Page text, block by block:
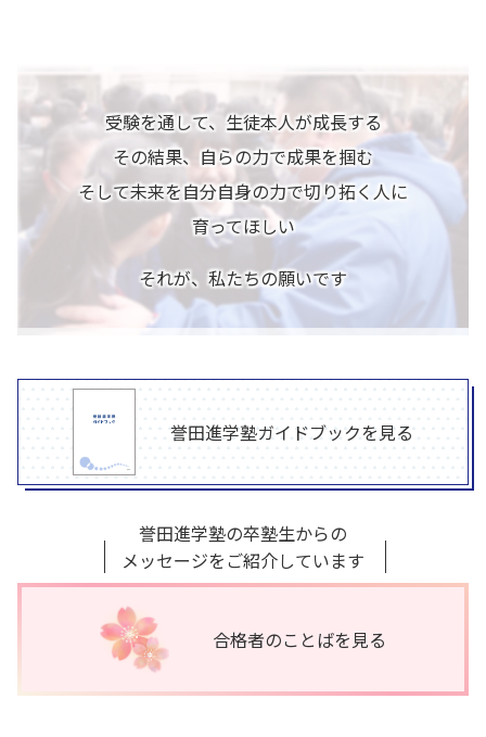
受験を通して、生徒本人が成長する
その結果、自らの力で成果を掴む
そして未来を自分自身の力で切り拓く人に
育ってほしい
それが、私たちの願いです
誉田進学塾ガイドブックを見る
誉田進学塾の卒塾生からの
メッセージをご紹介しています
合格者のことばを見る